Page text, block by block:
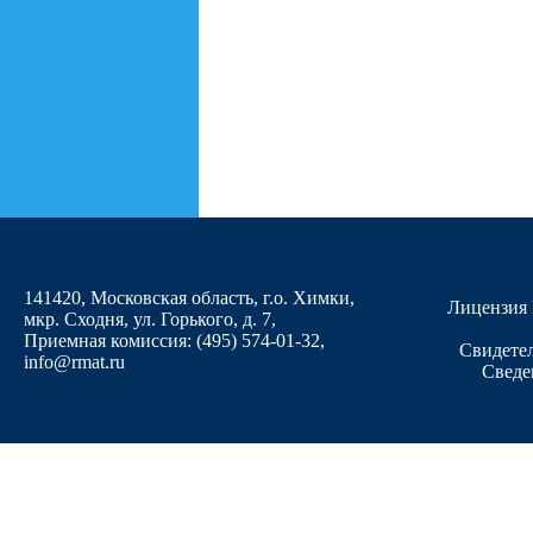
141420, Московская область, г.о. Химки,
мкр. Сходня, ул. Горького, д. 7,
Приемная комиссия: (495) 574-01-32,
info@rmat.ru
Лицензия